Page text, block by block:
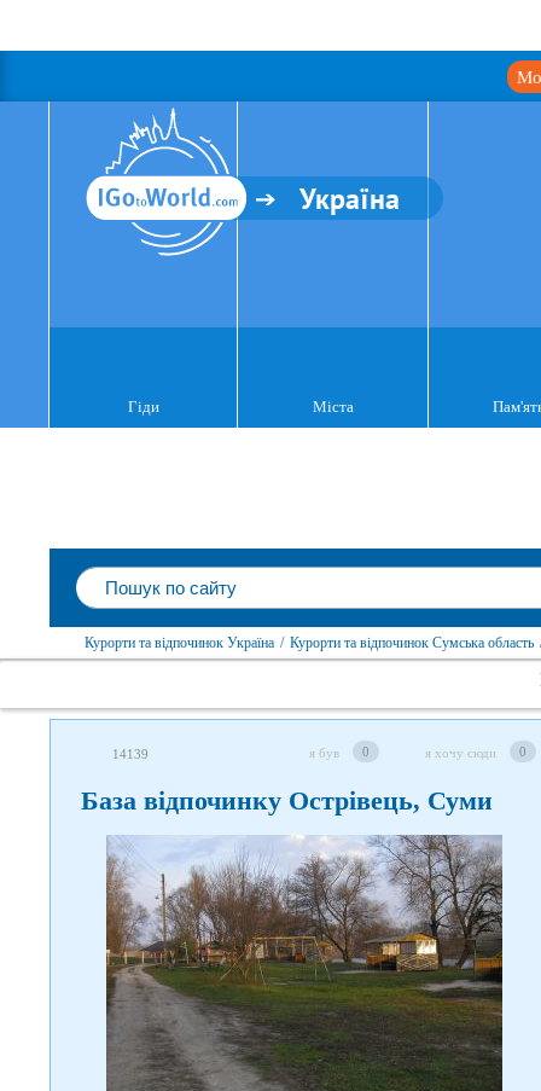
Україна
Гіди Міста
Курорти та відпочинок Україна / Курорти та відпочинок Сумська область
14139 я був 0 я хочу сюди 0
База відпочинку Острівець, Суми
Слідкуйте за нами в соцмережах